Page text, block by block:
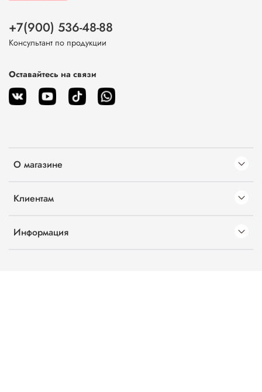
О магазине
Клиентам
Информация
+7(900) 536-48-88
Консультант по продукции
Оставайтесь на связи